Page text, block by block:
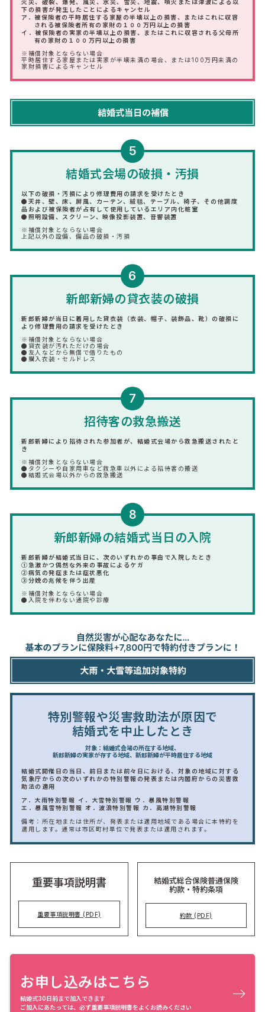
火災、破裂、爆発、風災、水災、雪災、地震、噴火または津波による以
下の損害が発生したことによるキャンセル
ア．被保険者の平時居住する家屋の半壊以上の損害、またはこれに収容
される被保険者所有の家財の１００万円以上の損害
イ．被保険者の実家の半壊以上の損害、またはこれに収容される父母所
有の家財の１００万円以上の損害
※補償対象とならない場合
平時居住する家屋または実家が半壊未満の場合、または100万円未満の
家財損害によるキャンセル
5
結婚式会場の破損・汚損
以下の破損・汚損により修理費用の請求を受けたとき
●天井、壁、床、屏風、カーテン、絨毯、テーブル、椅子、その他調度
品および被保険者が占有して使用しているエリア内化粧室
●照明設備、スクリーン、映像投影装置、音響装置
※補償対象とならない場合
上記以外の設備、備品の破損・汚損
6
新郎新婦の貸衣装の破損
新郎新婦が当日に着用した貸衣装（衣装、帽子、装飾品、靴）の破損に
より修理費用の請求を受けたとき
※補償対象とならない場合
●貸衣装が汚れただけの場合
●友人などから無償で借りたもの
●購入衣装・セルドレス
7
招待客の救急搬送
新郎新婦により招待された参加者が、結婚式会場から救急搬送されたと
き
※補償対象とならない場合
●タクシーや自家用車など救急車以外による招待客の搬送
●結婚式会場以外からの救急搬送
8
新郎新婦の結婚式当日の入院
新郎新婦が結婚式当日に、次のいずれかの事由で入院したとき
①急激かつ偶然な外来の事故によるケガ
②病気の発症または症状悪化
③分娩の兆候を伴う出産
※補償対象とならない場合
●入院を伴わない通院や診療
特別警報や災害救助法が原因で
結婚式を中止したとき
対象：結婚式会場の所在する地域、
新郎新婦の実家が存する地域、新郎新婦が平時居住する地域
結婚式開催日の当日、前日または前々日における、対象の地域に対する
気象庁からの次のいずれかの特別警報の発表または内閣府からの災害救
助法の適用
ア．大雨特別警報 イ．大雪特別警報 ウ．暴風特別警報
エ．暴風雪特別警報 オ．波浪特別警報 カ．高潮特別警報
備考：所在地または住所が、発表または適用地域である場合に本特約を
適用します。通常は市区町村単位で発表または適用されます。
重要事項説明書
重要事項説明書 (PDF)
結婚式総合保険普通保険
約款・特約条項
約款 (PDF)
お申し込みはこちら
結婚式30日前まで加入できます
ご加入にあたっては、必ず重要事項説明書をよくお読みください